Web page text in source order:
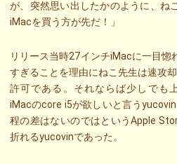
が、突然思い出したかのように、ね
iMacを買う方が先だ！」
リリース当時27インチiMacに一目惚
すぎることを理由にねこ先生は速攻
許可である。それならば少しでも
iMacのcore i5が欲しいと言う
程の差はないのではというApple
折れるyucovinであった。